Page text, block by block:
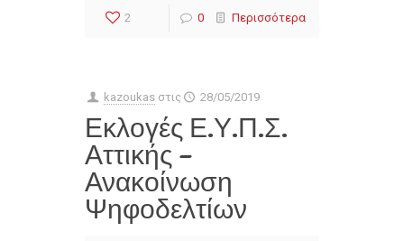
2 0 Περισσότερα
kazoukas στις 28/05/2019
Εκλογές Ε.Υ.Π.Σ.
Αττικής –
Ανακοίνωση
Ψηφοδελτίων